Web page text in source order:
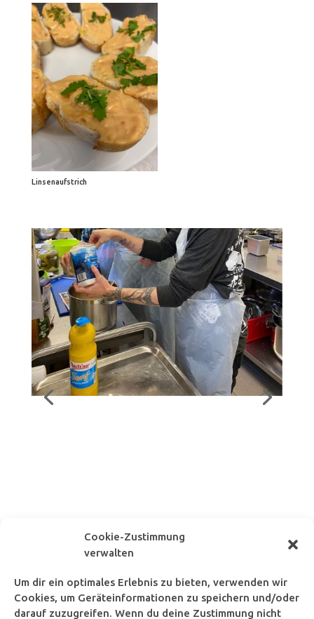
Cookie-Zustimmung
verwalten
Um dir ein optimales Erlebnis zu bieten, verwenden wir
Cookies, um Geräteinformationen zu speichern und/oder
darauf zuzugreifen. Wenn du deine Zustimmung nicht
Linsenaufstrich